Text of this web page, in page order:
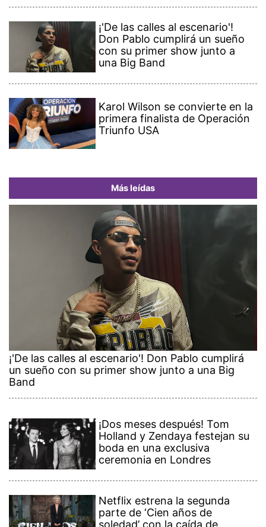
¡'De las calles al escenario'!
Don Pablo cumplirá un sueño
con su primer show junto a
una Big Band
Karol Wilson se convierte en la
primera finalista de Operación
Triunfo USA
Más leídas
¡'De las calles al escenario'! Don Pablo cumplirá
un sueño con su primer show junto a una Big
Band
¡Dos meses después! Tom
Holland y Zendaya festejan su
boda en una exclusiva
ceremonia en Londres
Netflix estrena la segunda
parte de ‘Cien años de
soledad’ con la caída de